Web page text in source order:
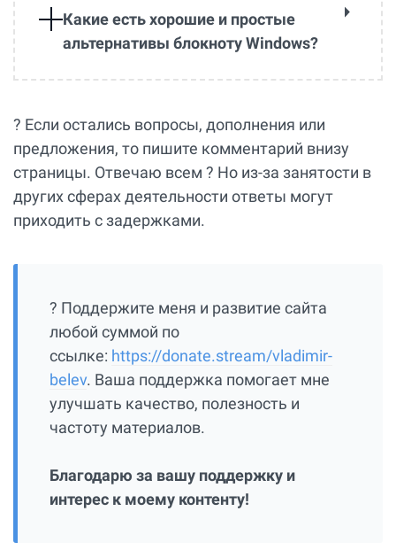
Какие есть хорошие и простые
альтернативы блокноту Windows?
? Если остались вопросы, дополнения или
предложения, то пишите комментарий внизу
страницы. Отвечаю всем ? Но из-за занятости в
других сферах деятельности ответы могут
приходить с задержками.
? Поддержите меня и развитие сайта
любой суммой по
ссылке: https://donate.stream/vladimir-
belev. Ваша поддержка помогает мне
улучшать качество, полезность и
частоту материалов.
Благодарю за вашу поддержку и
интерес к моему контенту!